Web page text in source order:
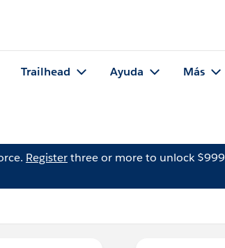
Trailhead Ayuda Más
Registerthree or more to unlock $999